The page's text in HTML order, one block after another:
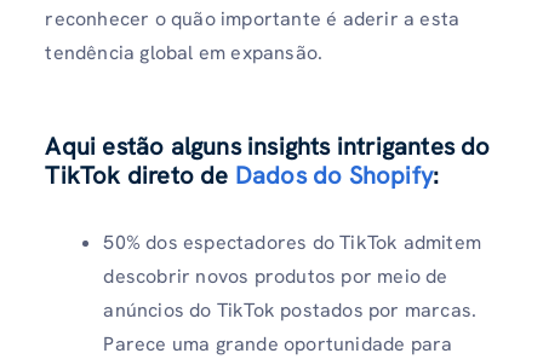
reconhecer o quão importante é aderir a esta
tendência global em expansão.
Aqui estão alguns insights intrigantes do
TikTok direto de Dados do Shopify:
50% dos espectadores do TikTok admitem
descobrir novos produtos por meio de
anúncios do TikTok postados por marcas.
Parece uma grande oportunidade para